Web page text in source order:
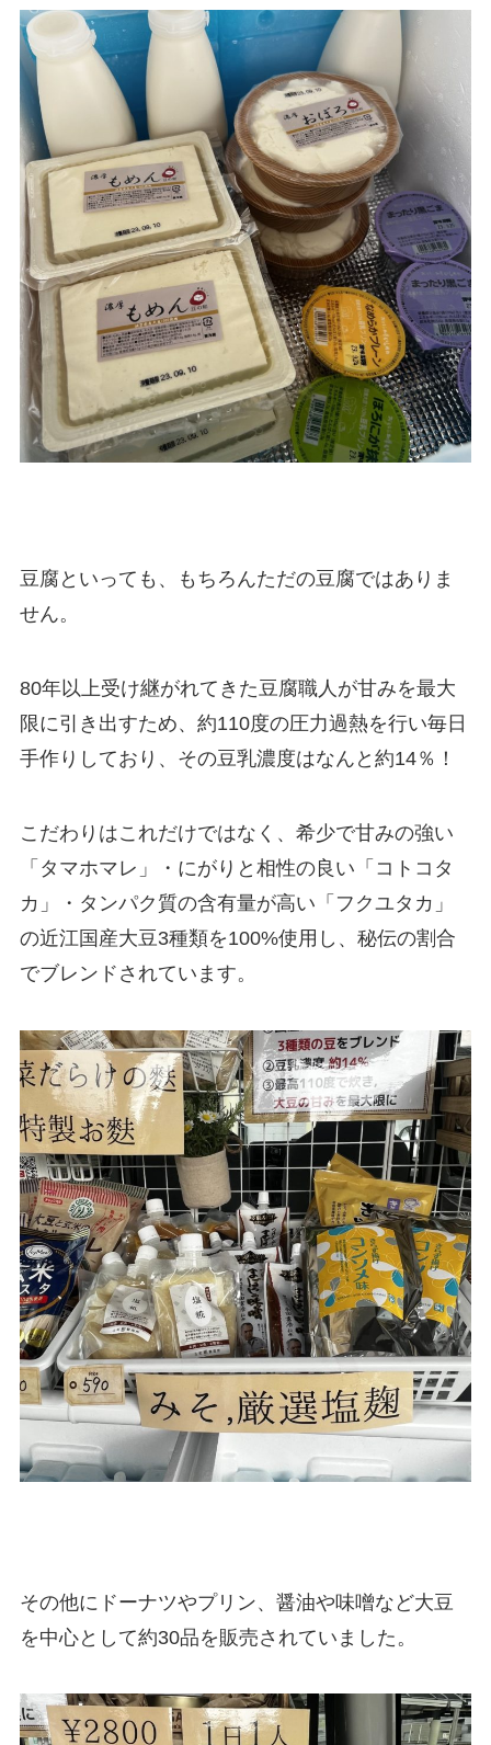
豆腐といっても、もちろんただの豆腐ではありま
せん。
80年以上受け継がれてきた豆腐職人が甘みを最大
限に引き出すため、約110度の圧力過熱を行い毎日
手作りしており、その豆乳濃度はなんと約14％！
こだわりはこれだけではなく、希少で甘みの強い
「タマホマレ」・にがりと相性の良い「コトコタ
カ」・タンパク質の含有量が高い「フクユタカ」
の近江国産大豆3種類を100%使用し、秘伝の割合
でブレンドされています。
その他にドーナツやプリン、醤油や味噌など大豆
を中心として約30品を販売されていました。